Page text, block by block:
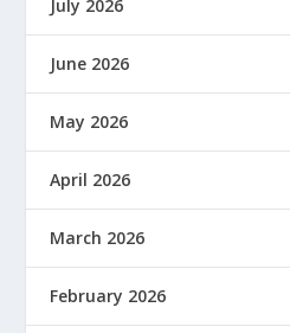
July 2026
June 2026
May 2026
April 2026
March 2026
February 2026